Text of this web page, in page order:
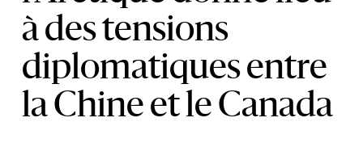
à des tensions
diplomatiques entre
la Chine et le Canada